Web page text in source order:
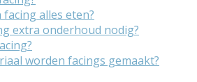
alles eten?
extra onderhoud nodig?
worden facings gemaakt?